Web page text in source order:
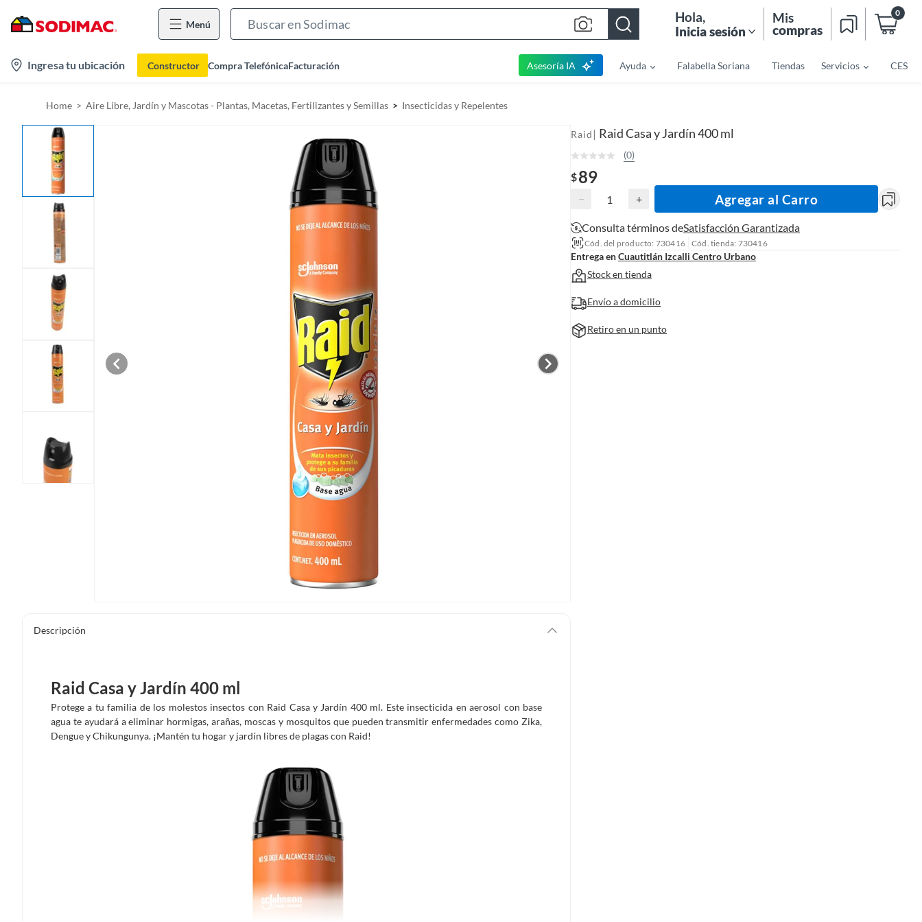
Menú
h
Hola,
Inicia sesión
Mis
compras
0
Ingresa tu ubicación Constructor Compra TelefónicaFacturación Asesoría IA Ayuda Falabella Soriana Tiendas Servicios CES
Home Aire Libre, Jardín y Mascotas - Plantas, Macetas, Fertilizantes y Semillas Insecticidas y Repelentes
Descripción
Raid Casa y Jardín 400 ml
Protege a tu familia de los molestos insectos con Raid Casa y Jardín 400 ml. Este insecticida en aerosol con base
agua te ayudará a eliminar hormigas, arañas, moscas y mosquitos que pueden transmitir enfermedades como Zika,
Dengue y Chikungunya. ¡Mantén tu hogar y jardín libres de plagas con Raid!
Raid | Raid Casa y Jardín 400 ml
(0)
$89
− + Agregar al Carro
Consulta términos deSatisfacción Garantizada
Cód. del producto: 730416 Cód. tienda: 730416
Entrega enCuautitlán Izcalli Centro Urbano
Stock en tienda
Envío a domicilio
Retiro en un punto